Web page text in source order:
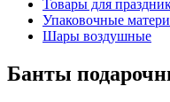
Товары для
Упаковочные
Шары воздушные
Банты